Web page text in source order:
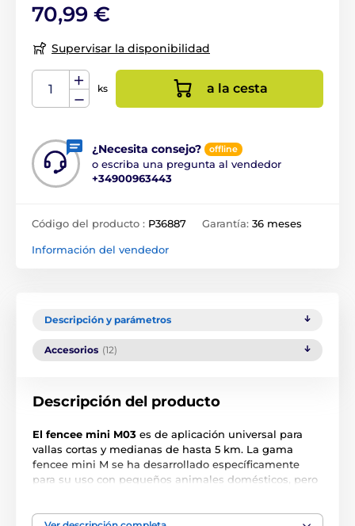
70,99 €
Supervisar la disponibilidad
ks a la cesta
¿Necesita consejo? offline
o escriba una pregunta al vendedor
+34900963443
Código del producto : P36887 Garantía: 36 meses
Información del vendedor
Descripción y parámetros
Accesorios (12)
Descripción del producto
El fencee mini M03 es de aplicación universal para
vallas cortas y medianas de hasta 5 km. La gama
fencee mini M se ha desarrollado específicamente
para su uso con pequeños animales domésticos, pero